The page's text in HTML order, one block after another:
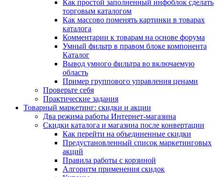
Как простой заполненный инфоблок сделать
торговым каталогом
Как массово поменять картинки в товарах
каталога
Комментарии к товарам на основе форума
Умный фильтр в правом блоке компонента
Каталог
Вывод умного фильтра во включаемую
область
Пример группового управления ценами
Проверьте себя
Практические задания
Товарный маркетинг: скидки и акции
Два режима работы Интернет-магазина
Скидки каталога и магазина после конвертации
Как перейти на объединенные скидки
Предустановленный список маркетинговых
акций
Правила работы с корзиной
Алгоритм применения скидок